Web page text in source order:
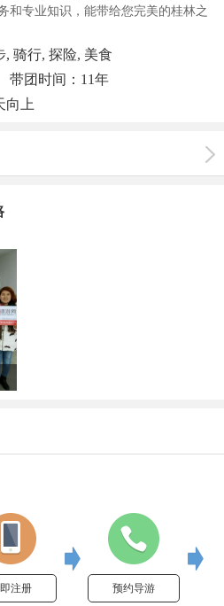
和专业知识，能带给您完美的桂林之
, 骑行, 探险, 美食
带团时间：11年
向上
注册 预约导游